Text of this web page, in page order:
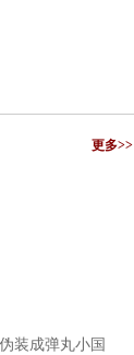
更多>>
装成弹丸小国